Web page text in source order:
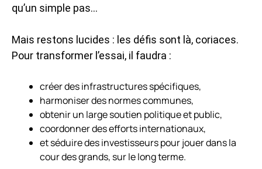
qu’un simple pas…
Mais restons lucides : les défis sont là, coriaces.
Pour transformer l’essai, il faudra :
créer des infrastructures spécifiques,
harmoniser des normes communes,
obtenir un large soutien politique et public,
coordonner des efforts internationaux,
et séduire des investisseurs pour jouer dans la
cour des grands, sur le long terme.